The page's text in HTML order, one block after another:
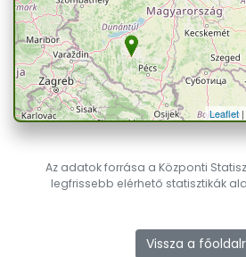
Leaflet|
Az adatok forrása a Központi
legfrissebb elérhető statisztikák
Vissza a